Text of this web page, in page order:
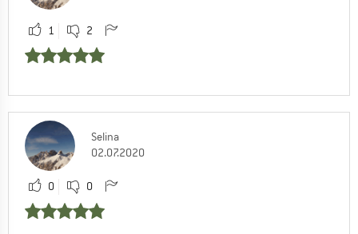
1 2
Selina
02.07.2020
0 0